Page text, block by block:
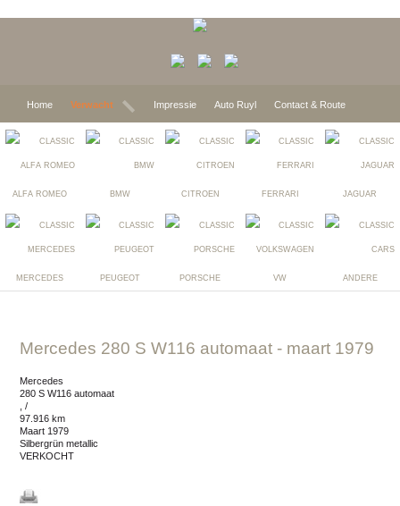
Home Verwacht Impressie Auto Ruyl Contact & Route
ALFA ROMEO BMW CITROEN FERRARI JAGUAR
MERCEDES PEUGEOT PORSCHE VW ANDERE
Mercedes 280 S W116 automaat - maart 1979
Mercedes
280 S W116 automaat
, /
97.916 km
maart 1979
silbergrün metallic
VERKOCHT